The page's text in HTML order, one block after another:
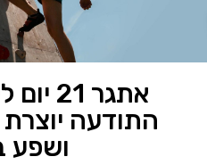
אתגר
התודעה
ושפע